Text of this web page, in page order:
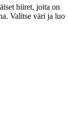
hiiret, joita on
Valitse väri ja luo